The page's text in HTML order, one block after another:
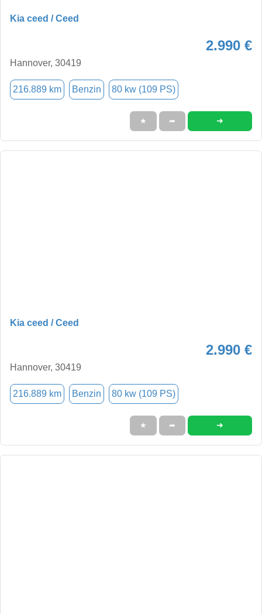
Kia ceed / Ceed
2.990 €
Hannover, 30419
216.889 km Benzin 80 kw (109 PS)
★ ➦ ➜
Kia ceed / Ceed
2.990 €
Hannover, 30419
216.889 km Benzin 80 kw (109 PS)
★ ➦ ➜